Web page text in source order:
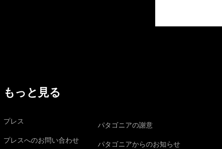
もっと見る
プレス
プレスへのお問い合わせ
パタゴニアの謝意
パタゴニアからのお知らせ